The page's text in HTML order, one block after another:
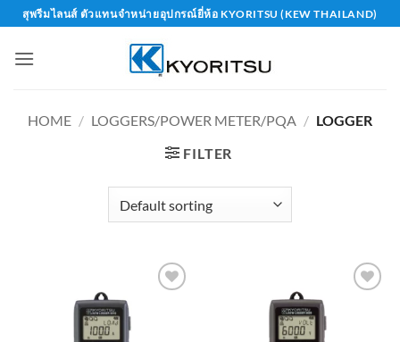
Skip
to
content
สุพรีมไลนส์ ตัวแทนจำหน่ายอุปกรณ์ยี่ห้อ KYORITSU (KEW THAILAND)
HOME / LOGGERS/POWER METER/PQA / LOGGER
FILTER